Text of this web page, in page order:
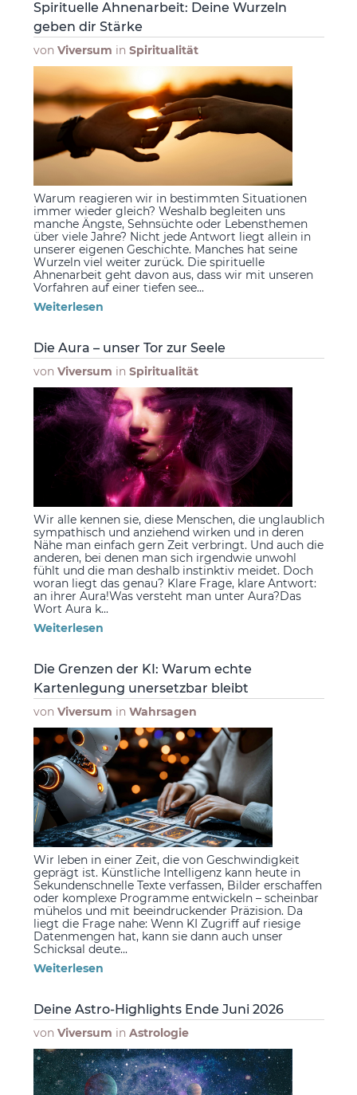
Spirituelle Ahnenarbeit: Deine Wurzeln
geben dir Stärke
von Viversum in Spiritualität
Warum reagieren wir in bestimmten Situationen
immer wieder gleich? Weshalb begleiten uns
manche Ängste, Sehnsüchte oder Lebensthemen
über viele Jahre? Nicht jede Antwort liegt allein in
unserer eigenen Geschichte. Manches hat seine
Wurzeln viel weiter zurück. Die spirituelle
Ahnenarbeit geht davon aus, dass wir mit unseren
Vorfahren auf einer tiefen see...
Weiterlesen
Die Aura – unser Tor zur Seele
von Viversum in Spiritualität
Wir alle kennen sie, diese Menschen, die unglaublich
sympathisch und anziehend wirken und in deren
Nähe man einfach gern Zeit verbringt. Und auch die
anderen, bei denen man sich irgendwie unwohl
fühlt und die man deshalb instinktiv meidet. Doch
woran liegt das genau? Klare Frage, klare Antwort:
an ihrer Aura!Was versteht man unter Aura?Das
Wort Aura k...
Weiterlesen
Die Grenzen der KI: Warum echte
Kartenlegung unersetzbar bleibt
von Viversum in Wahrsagen
Wir leben in einer Zeit, die von Geschwindigkeit
geprägt ist. Künstliche Intelligenz kann heute in
Sekundenschnelle Texte verfassen, Bilder erschaffen
oder komplexe Programme entwickeln – scheinbar
mühelos und mit beeindruckender Präzision. Da
liegt die Frage nahe: Wenn KI Zugriff auf riesige
Datenmengen hat, kann sie dann auch unser
Schicksal deute...
Weiterlesen
Deine Astro-Highlights Ende Juni 2026
von Viversum in Astrologie